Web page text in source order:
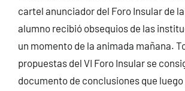
cartel anunciador del Foro Insular de
alumno recibió obsequios de las
un momento de la animada mañana.
propuestas del VI Foro Insular se
documento de conclusiones que luego